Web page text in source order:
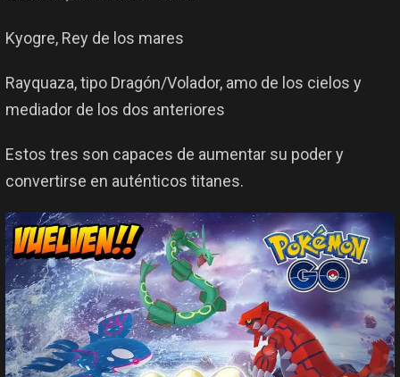
Kyogre, Rey de los mares
Rayquaza, tipo Dragón/Volador, amo de los cielos y
mediador de los dos anteriores
Estos tres son capaces de aumentar su poder y
convertirse en auténticos titanes.